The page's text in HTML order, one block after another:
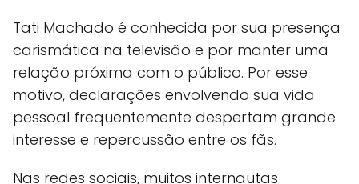
Tati Machado é conhecida por sua presença
carismática na televisão e por manter uma
relação próxima com o público. Por esse
motivo, declarações envolvendo sua vida
pessoal frequentemente despertam grande
interesse e repercussão entre os fãs.
Nas redes sociais, muitos internautas